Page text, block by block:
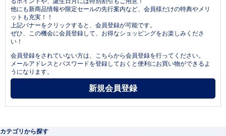
他にも新商品情報や限定セールの先行案内など、会員様だけの特典やメリ
ットも充実！！
上記バナーをクリックすると、会員登録が可能です。
ぜひ、この機会に会員登録して、お得なショッピングをお楽しみくださ
い！
会員登録をされていない方は、こちらから会員登録を行ってください。
メールアドレスとパスワードを登録しておくと便利にお買い物ができるよ
うになります。
カテゴリから探す